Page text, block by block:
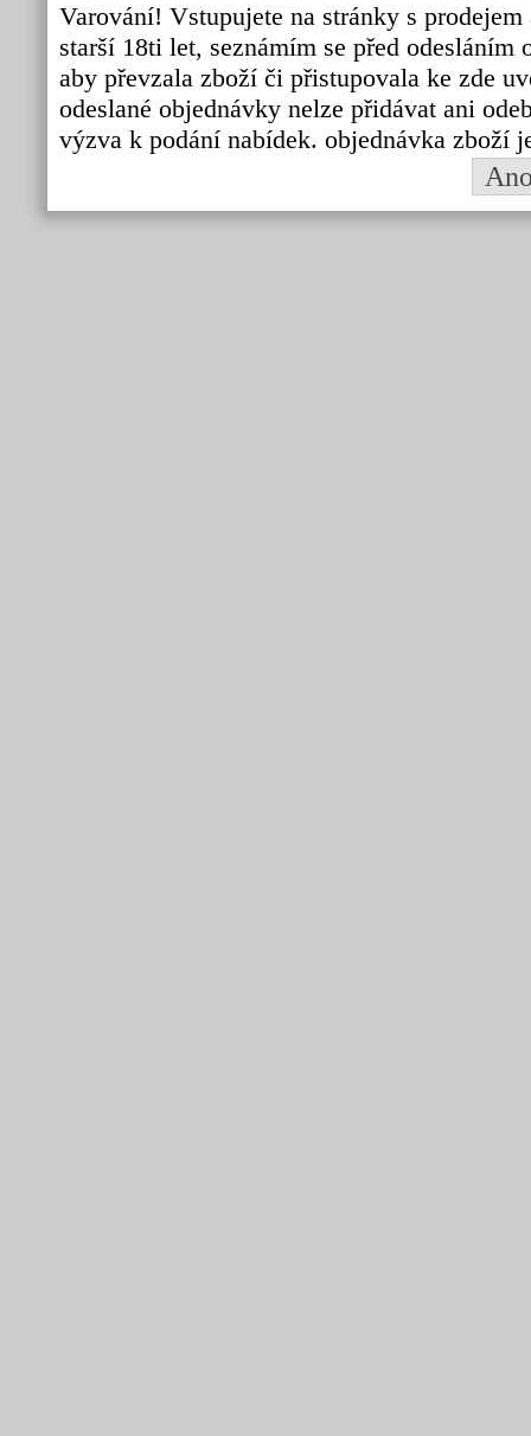
Varování! Vstupujete na stránky s
starší 18ti let, seznámím se před
aby převzala zboží či přistupovala ke zde
odeslané objednávky nelze přidávat ani
výzva k podání nabídek. objednávka zboží